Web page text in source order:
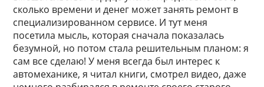
сколько времени и денег может занять ремонт в
специализированном сервисе. И тут меня
посетила мысль, которая сначала показалась
безумной, но потом стала решительным планом: я
сам все сделаю! У меня всегда был интерес к
автомеханике, я читал книги, смотрел видео, даже